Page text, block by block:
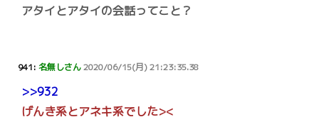
アタイとアタイの会話ってこと？
941: 名無しさん2020/06/15(月) 21:23:35.38
>>932
げんき系とアネキ系でした><